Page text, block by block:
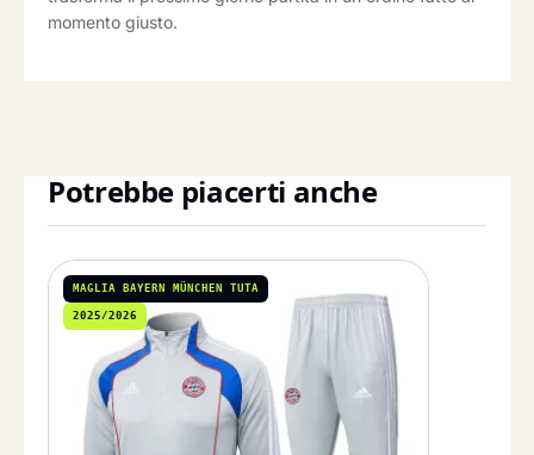
momento giusto.
Potrebbe piacerti anche
MAGLIA BAYERN MÜNCHEN TUTA
2025/2026